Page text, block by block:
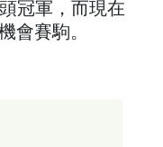
冠軍，而現在
會賽駒。